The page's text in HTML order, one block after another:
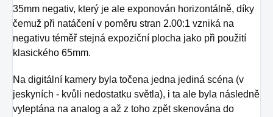
35mm negativ, který je ale exponován horizontálně, díky
čemuž při natáčení v poměru stran 2.00:1 vzniká na
negativu téměř stejná expoziční plocha jako při použití
klasického 65mm.
Na digitální kamery byla točena jedna jediná scéna (v
jeskyních - kvůli nedostatku světla), i ta ale byla následně
vyleptána na analog a až z toho zpět skenována do